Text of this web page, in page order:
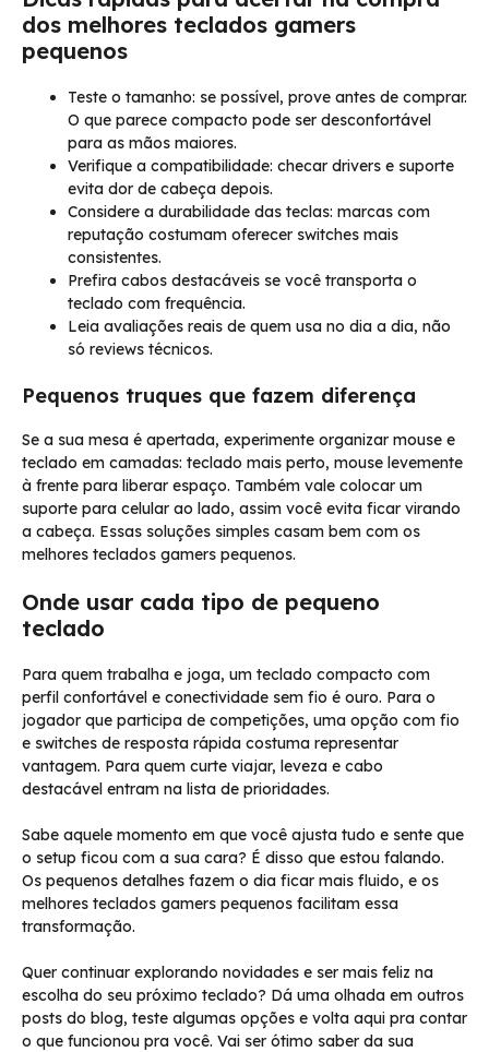
dos melhores teclados gamers
pequenos
Teste o tamanho: se possível, prove antes de comprar.
O que parece compacto pode ser desconfortável
para as mãos maiores.
Verifique a compatibilidade: checar drivers e suporte
evita dor de cabeça depois.
Considere a durabilidade das teclas: marcas com
reputação costumam oferecer switches mais
consistentes.
Prefira cabos destacáveis se você transporta o
teclado com frequência.
Leia avaliações reais de quem usa no dia a dia, não
só reviews técnicos.
Pequenos truques que fazem diferença
Se a sua mesa é apertada, experimente organizar mouse e
teclado em camadas: teclado mais perto, mouse levemente
à frente para liberar espaço. Também vale colocar um
suporte para celular ao lado, assim você evita ficar virando
a cabeça. Essas soluções simples casam bem com os
melhores teclados gamers pequenos.
Onde usar cada tipo de pequeno
teclado
Para quem trabalha e joga, um teclado compacto com
perfil confortável e conectividade sem fio é ouro. Para o
jogador que participa de competições, uma opção com fio
e switches de resposta rápida costuma representar
vantagem. Para quem curte viajar, leveza e cabo
destacável entram na lista de prioridades.
Sabe aquele momento em que você ajusta tudo e sente que
o setup ficou com a sua cara? É disso que estou falando.
Os pequenos detalhes fazem o dia ficar mais fluido, e os
melhores teclados gamers pequenos facilitam essa
transformação.
Quer continuar explorando novidades e ser mais feliz na
escolha do seu próximo teclado? Dá uma olhada em outros
posts do blog, teste algumas opções e volta aqui pra contar
o que funcionou pra você. Vai ser ótimo saber da sua